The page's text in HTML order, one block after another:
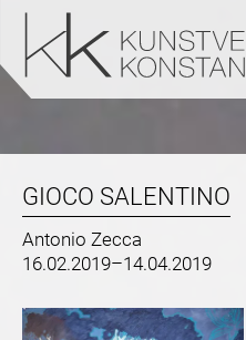
GIOCO SALENTINO
Antonio Zecca
16.02.2019–14.04.2019